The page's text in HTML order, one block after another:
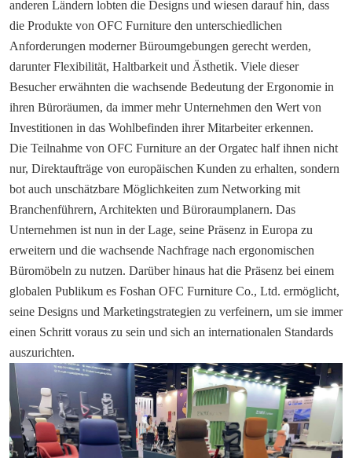
anderen Ländern lobten die Designs und wiesen darauf hin, dass
die Produkte von OFC Furniture den unterschiedlichen
Anforderungen moderner Büroumgebungen gerecht werden,
darunter Flexibilität, Haltbarkeit und Ästhetik. Viele dieser
Besucher erwähnten die wachsende Bedeutung der Ergonomie in
ihren Büroräumen, da immer mehr Unternehmen den Wert von
Investitionen in das Wohlbefinden ihrer Mitarbeiter erkennen.
Die Teilnahme von OFC Furniture an der Orgatec half ihnen nicht
nur, Direktaufträge von europäischen Kunden zu erhalten, sondern
bot auch unschätzbare Möglichkeiten zum Networking mit
Branchenführern, Architekten und Büroraumplanern. Das
Unternehmen ist nun in der Lage, seine Präsenz in Europa zu
erweitern und die wachsende Nachfrage nach ergonomischen
Büromöbeln zu nutzen. Darüber hinaus hat die Präsenz bei einem
globalen Publikum es Foshan OFC Furniture Co., Ltd. ermöglicht,
seine Designs und Marketingstrategien zu verfeinern, um sie immer
einen Schritt voraus zu sein und sich an internationalen Standards
auszurichten.